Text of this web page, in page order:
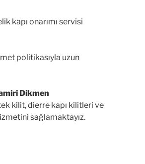
kapı onarımı servisi
politikasıyla uzun
Dikmen
kilit, dierre kapı kilitleri ve
sağlamaktayız.